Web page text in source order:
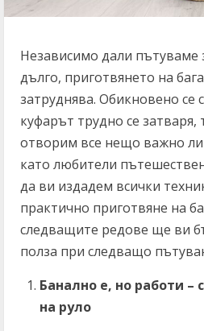
Независимо дали пътуваме
дълго, приготвянето на
затруднява. Обикновено се
куфарът трудно се
отворим все нещо важно
като любители
да ви издадем всички
практично приготвяне на
следващите редове ще ви
полза при следващо
Банално е, но работи –
на руло